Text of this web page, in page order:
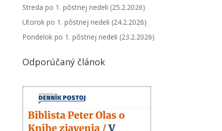
Streda po 1. pôstnej nedeli (25.2.2026)
Utorok po 1. pôstnej nedeli (24.2.2026)
Pondelok po 1. pôstnej nedeli (23.2.2026)
Odporúčaný článok